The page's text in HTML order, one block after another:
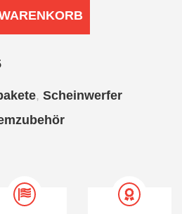
, Scheinwerfer